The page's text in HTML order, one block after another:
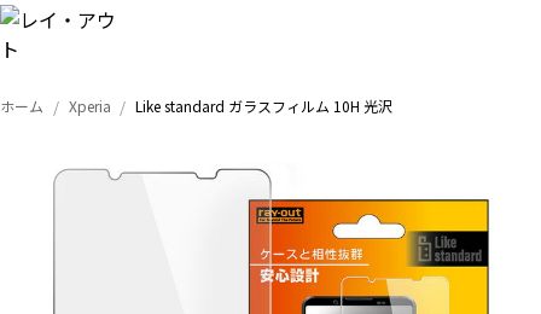
トップ
ホーム Xperia Like standard ガラスフィルム 10H 光沢